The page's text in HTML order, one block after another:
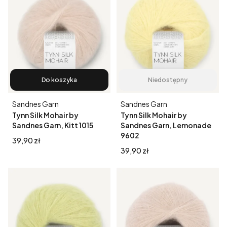
Do koszyka
Tynn Silk Mohair by
Sandnes Garn, Kitt 1015
Producent
Sandnes Garn
Cena
39,90 zł
Niedostępny
Tynn Silk Mohair by
Sandnes Garn, Lemonade
9602
Producent
Sandnes Garn
Cena
39,90 zł